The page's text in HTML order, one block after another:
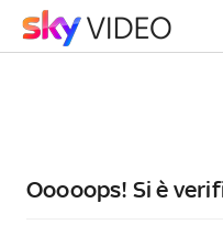
Ooooops! Si è